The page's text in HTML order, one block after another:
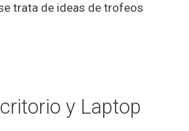
trata de ideas de trofeos
y Laptop